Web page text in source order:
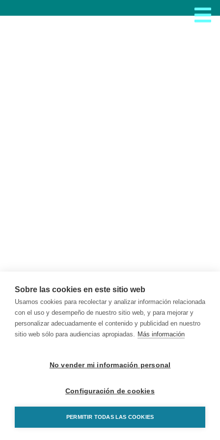
Sobre las cookies en este sitio web
Usamos cookies para recolectar y analizar información relacionada
con el uso y desempeño de nuestro sitio web, y para mejorar y
personalizar adecuadamente el contenido y publicidad en nuestro
sitio web sólo para audiencias apropiadas. Más información
No vender mi información personal
Configuración de cookies
PERMITIR TODAS LAS COOKIES